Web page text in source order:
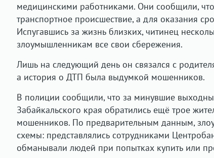
медицинскими работниками. Они сообщили,
транспортное происшествие, а для оказания
Испугавшись за жизнь близких, читинец
злоумышленникам все свои сбережения.
Лишь на следующий день он связался с
а история о ДТП была выдумкой мошенников.
В полиции сообщили, что за минувшие
Забайкальского края обратились ещё трое
мошенников. По предварительным данным,
схемы: представлялись сотрудниками
обманывали людей при попытках купить или